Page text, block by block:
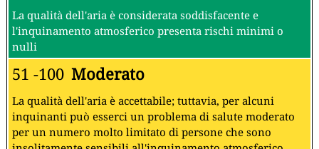
La qualità dell'aria è considerata soddisfacente e
l'inquinamento atmosferico presenta rischi minimi o
nulli
51 -100 Moderato
La qualità dell'aria è accettabile; tuttavia, per alcuni
inquinanti può esserci un problema di salute moderato
per un numero molto limitato di persone che sono